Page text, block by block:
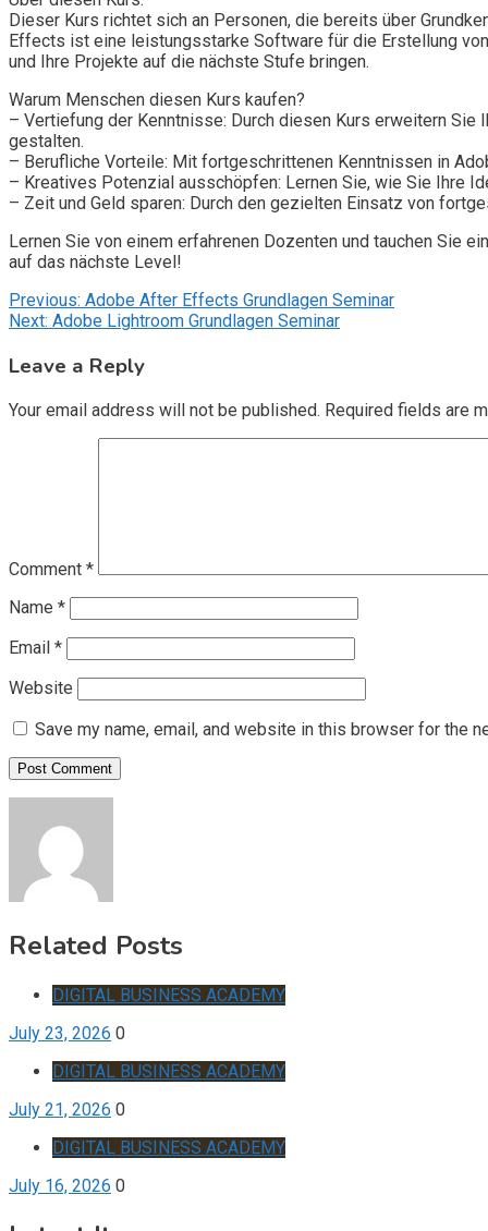
Dieser Kurs richtet sich an Personen, die bereits über
Effects ist eine leistungsstarke Software für die Erstellung
und Ihre Projekte auf die nächste Stufe bringen.
Warum Menschen diesen Kurs kaufen?
– Vertiefung der Kenntnisse: Durch diesen Kurs erweitern Sie
gestalten.
– Berufliche Vorteile: Mit fortgeschrittenen Kenntnissen in
– Kreatives Potenzial ausschöpfen: Lernen Sie, wie Sie Ihre
– Zeit und Geld sparen: Durch den gezielten Einsatz von
Lernen Sie von einem erfahrenen Dozenten und tauchen Sie
auf das nächste Level!
Post
navigation
Previous: Adobe After Effects Grundlagen Seminar
Next: Adobe Lightroom Grundlagen Seminar
Leave a Reply
Your email address will not be published. Required fields are
Comment *
Name *
Email *
Website
Save my name, email, and website in this browser for the
Related Posts
DIGITAL BUSINESS ACADEMY
July 23, 2026 0
DIGITAL BUSINESS ACADEMY
July 21, 2026 0
DIGITAL BUSINESS ACADEMY
July 16, 2026 0